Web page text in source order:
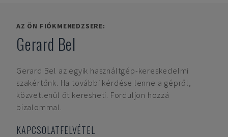
AZ ÖN FIÓKMENEDZSERE:
Gerard Bel
Gerard Bel az egyik használtgép-kereskedelmi
szakértőnk. Ha további kérdése lenne a gépről,
közvetlenül őt keresheti. Forduljon hozzá
bizalommal.
KAPCSOLATFELVÉTEL